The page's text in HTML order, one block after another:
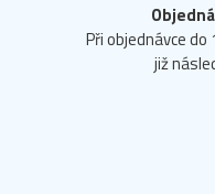
Při objednávce
již